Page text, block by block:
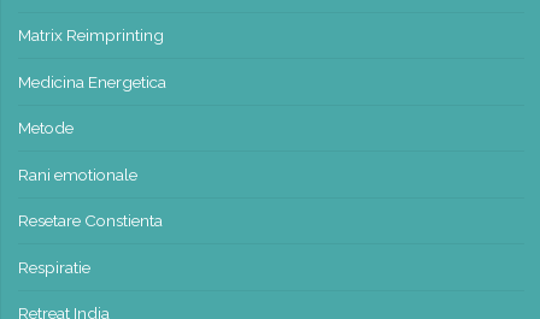
Matrix Reimprinting
Medicina Energetica
Metode
Rani emotionale
Resetare Constienta
Respiratie
Retreat India